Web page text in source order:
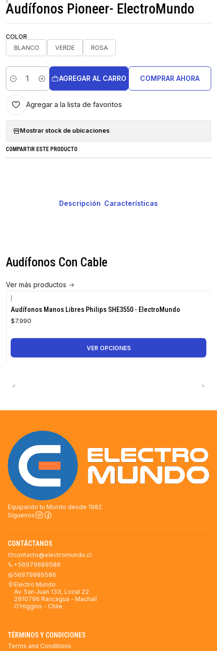
Audífonos Pioneer- ElectroMundo
COLOR
BLANCO
VERDE ROSA
Cantidad
AGREGAR AL CARRO COMPRAR AHORA
Agregar a la lista de favoritos
Mostrar stock de ubicaciones
COMPARTIR ESTE PRODUCTO
Descripción Características
Audífonos Con Cable
Ver más productos
Audífonos Manos Libres Philips SHE3550 - ElectroMundo
$7.990
VER OPCIONES
Equipando tu Mundo desde 1982.
Síguenos
CONTÁCTANOS
contacto@electromundo.cl
+56979889586
56979889586
Electro Mundo
Av. San Juan 133, Local 22
2910796 Rancagua - Machalí
O'Higgins - Chile
TÉRMINOS Y CONDICIONES
Terms and Conditions